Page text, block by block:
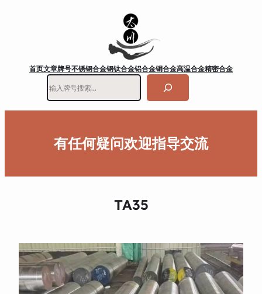
首页文章牌号不锈钢合金钢钛合金铝合金铜合金高温合金精密合金
有任何疑问欢迎指导交流
TA35